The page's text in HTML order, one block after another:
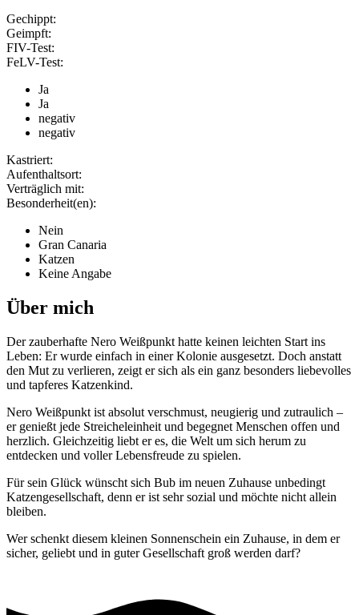
Gechippt:
Geimpft:
FIV-Test:
FeLV-Test:
Ja
Ja
negativ
negativ
Kastriert:
Aufenthaltsort:
Verträglich mit:
Besonderheit(en):
Nein
Gran Canaria
Katzen
Keine Angabe
Über mich
Der zauberhafte Nero Weißpunkt hatte keinen leichten Start ins
Leben: Er wurde einfach in einer Kolonie ausgesetzt. Doch anstatt
den Mut zu verlieren, zeigt er sich als ein ganz besonders liebevolles
und tapferes Katzenkind.
Nero Weißpunkt ist absolut verschmust, neugierig und zutraulich –
er genießt jede Streicheleinheit und begegnet Menschen offen und
herzlich. Gleichzeitig liebt er es, die Welt um sich herum zu
entdecken und voller Lebensfreude zu spielen.
Für sein Glück wünscht sich Bub im neuen Zuhause unbedingt
Katzengesellschaft, denn er ist sehr sozial und möchte nicht allein
bleiben.
Wer schenkt diesem kleinen Sonnenschein ein Zuhause, in dem er
sicher, geliebt und in guter Gesellschaft groß werden darf?